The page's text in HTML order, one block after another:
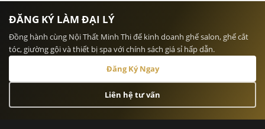
ĐĂNG KÝ LÀM ĐẠI LÝ
Đồng hành cùng Nội Thất Minh Thi để kinh doanh ghế salon, ghế cắt
tóc, giường gội và thiết bị spa với chính sách giá sỉ hấp dẫn.
Đăng Ký Ngay
Liên hệ tư vấn